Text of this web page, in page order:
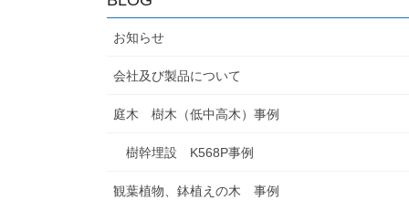
お知らせ
会社及び製品について
庭木 樹木（低中高木）事例
樹幹埋設 K568P事例
観葉植物、鉢植えの木 事例